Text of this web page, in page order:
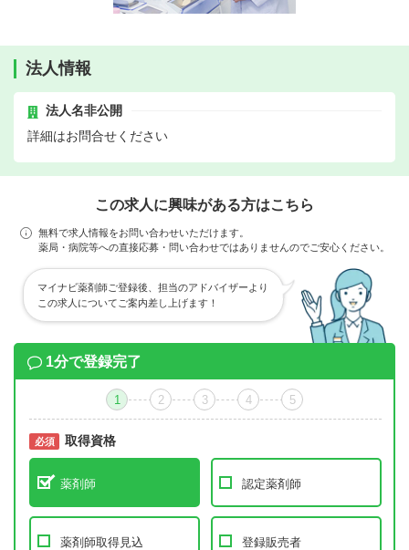
法人情報
法人名非公開
詳細はお問合せください
この求人に興味がある方はこちら
無料で求人情報をお問い合わせいただけます。
薬局・病院等への直接応募・問い合わせではありませんのでご安心ください。
マイナビ薬剤師ご登録後、担当のアドバイザーより
この求人についてご案内差し上げます！
1分で登録完了
1 2 3 4 5
必須 取得資格
薬剤師 認定薬剤師
薬剤師取得見込 登録販売者